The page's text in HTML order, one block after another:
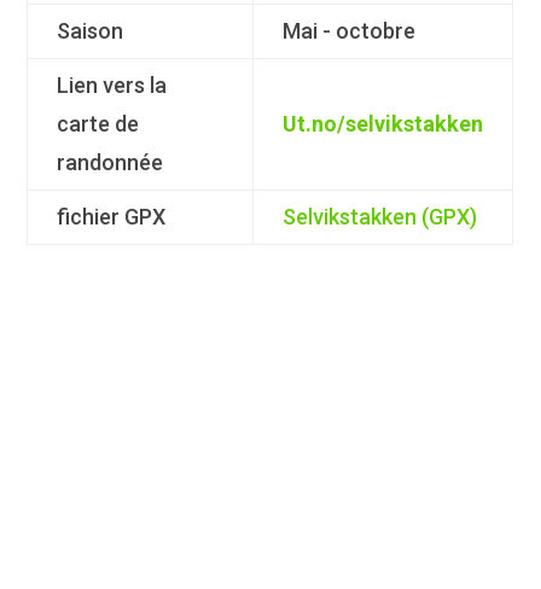
Saison Mai - octobre
Lien vers la
carte de
randonnée
Ut.no/selvikstakken
fichier GPX Selvikstakken (GPX)